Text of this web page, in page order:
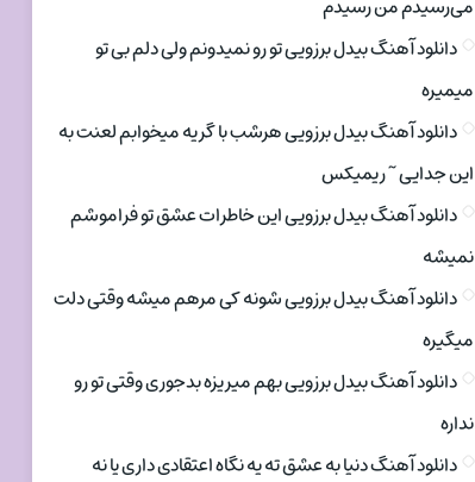
می‌رسیدم من رسیدم
دانلود آهنگ بیدل برزویی تو رو نمیدونم ولی دلم بی تو
میمیره
دانلود آهنگ بیدل برزویی هرشب با گریه میخوابم لعنت به
این جدایی ~ ریمیکس
دانلود آهنگ بیدل برزویی این خاطرات عشق تو فراموشم
نمیشه
دانلود آهنگ بیدل برزویی شونه کی مرهم میشه وقتی دلت
میگیره
دانلود آهنگ بیدل برزویی بهم میریزه بدجوری وقتی تو رو
نداره
دانلود آهنگ دنیا به عشق ته یه نگاه اعتقادی داری یا نه